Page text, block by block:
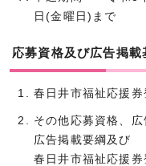
日(金曜日
応募資格及び広告掲載
春日井市福祉応援券
その他応募資格、
広告掲載要綱及び
春日井市福祉応援